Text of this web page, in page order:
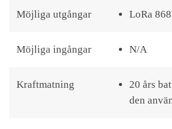
Möjliga utgångar LoRa
Möjliga ingångar N/A
Kraftmatning
20 års
den